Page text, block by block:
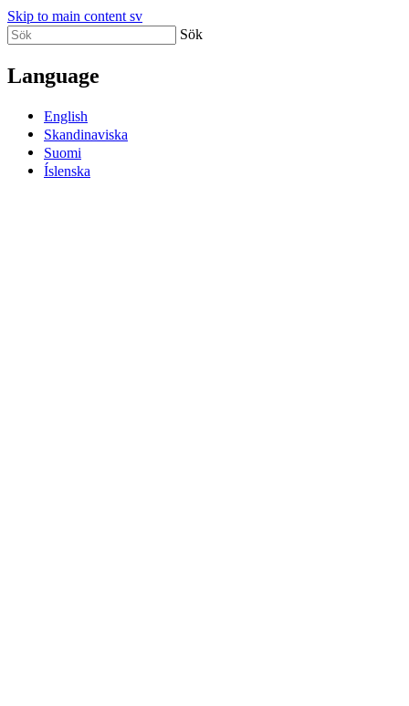
Skip to main content sv
Sök
Language
English
Skandinaviska
Suomi
Íslenska